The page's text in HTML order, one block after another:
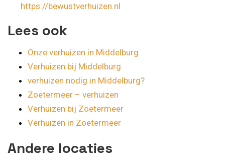
https://bewustverhuizen.nl
Lees ook
Onze verhuizen in Middelburg
Verhuizen bij Middelburg
verhuizen nodig in Middelburg?
Zoetermeer – verhuizen
Verhuizen bij Zoetermeer
Verhuizen in Zoetermeer
Andere locaties